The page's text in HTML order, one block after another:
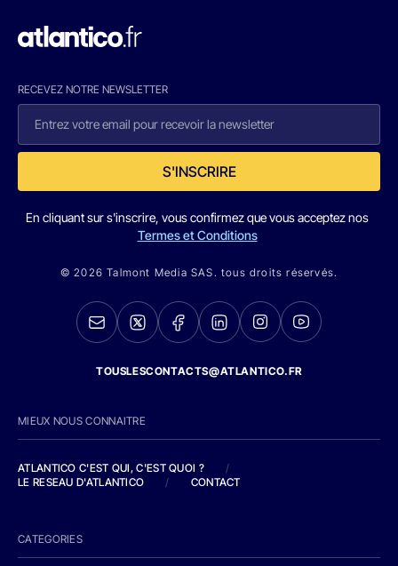
RECEVEZ NOTRE NEWSLETTER
S'INSCRIRE
En cliquant sur s'inscrire, vous confirmez que vous acceptez nos
Termes et Conditions
© 2026 Talmont Media SAS. tous droits réservés.
TOUSLESCONTACTS@ATLANTICO.FR
MIEUX NOUS CONNAITRE
ATLANTICO C'EST QUI, C'EST QUOI ?
/
LE RESEAU D'ATLANTICO
/ CONTACT
CATEGORIES